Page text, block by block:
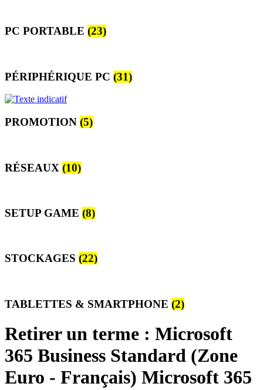
PC PORTABLE (23)
PÉRIPHÉRIQUE PC (31)
PROMOTION (5)
RÉSEAUX (10)
SETUP GAME (8)
STOCKAGES (22)
TABLETTES & SMARTPHONE (2)
Retirer un terme : Microsoft
365 Business Standard (Zone
Euro - Français) Microsoft 365